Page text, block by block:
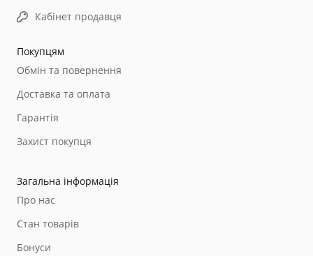
Покупцям
Обмін та повернення
Доставка та оплата
Гарантія
Захист покупця
Загальна інформація
Про нас
Стан товарів
Бонуси
Кабінет продавця